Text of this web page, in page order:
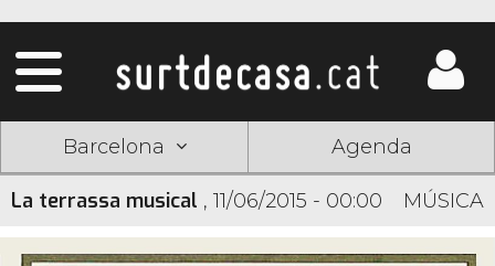
Barcelona Agenda
La terrassa musical , 11/06/2015 - 00:00 MÚSICA